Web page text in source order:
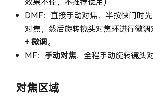
DMF：直接手动对焦，半按快门时
对焦，然后旋转镜头对焦环进行微调
+ 微调。
MF：手动对焦，全程手动旋转镜头
对焦区域